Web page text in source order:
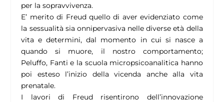
per la sopravvivenza.
E’ merito di Freud quello di aver evidenziato come
la sessualità sia onnipervasiva nelle diverse età della
vita e determini, dal momento in cui si nasce a
quando si muore, il nostro comportamento;
Peluffo, Fanti e la scuola micropsicoanalitica hanno
poi esteso l’inizio della vicenda anche alla vita
prenatale.
I lavori di Freud risentirono dell’innovazione